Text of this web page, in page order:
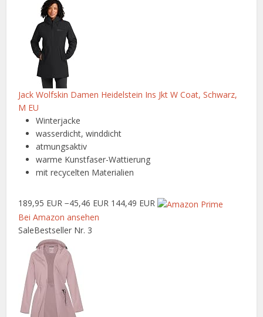
Jack Wolfskin Damen Heidelstein Ins Jkt W Coat, Schwarz,
M EU
Winterjacke
wasserdicht, winddicht
atmungsaktiv
warme Kunstfaser-Wattierung
mit recycelten Materialien
189,95 EUR −45,46 EUR 144,49 EUR
Bei Amazon ansehen
SaleBestseller Nr. 3